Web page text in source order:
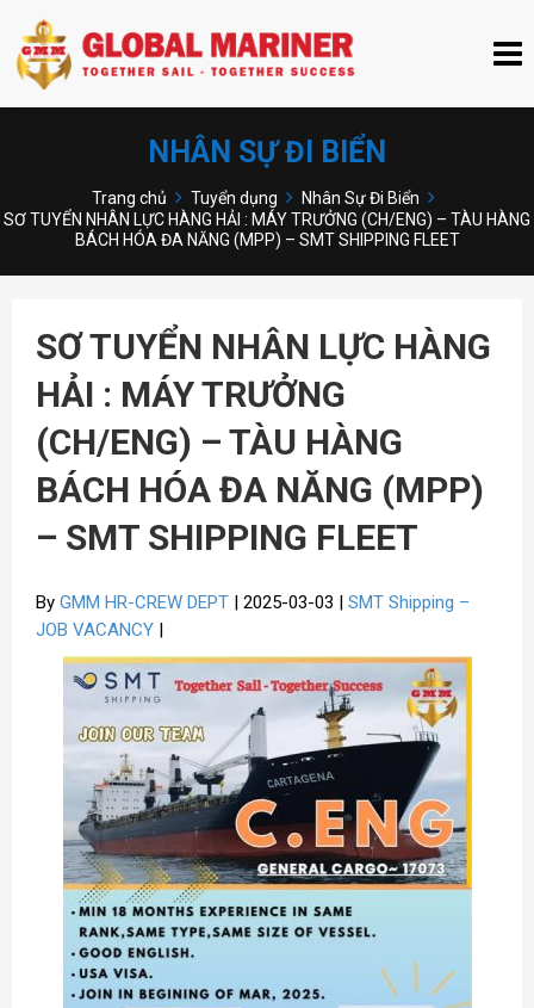
NHÂN SỰ ĐI BIỂN
Trang chủ Tuyển dụng
Nhân Sự Đi Biển
SƠ TUYỂN NHÂN LỰC HÀNG HẢI : MÁY TRƯỞNG (CH/ENG) – TÀU HÀNG
BÁCH HÓA ĐA NĂNG (MPP) – SMT SHIPPING FLEET
SƠ TUYỂN NHÂN LỰC HÀNG
HẢI : MÁY TRƯỞNG
(CH/ENG) – TÀU HÀNG
BÁCH HÓA ĐA NĂNG (MPP)
– SMT SHIPPING FLEET
By GMM HR-CREW DEPT | 2025-03-03 | SMT Shipping –
JOB VACANCY |